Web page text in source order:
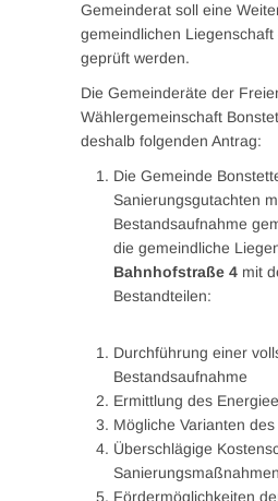
Gemeinderat soll eine
gemeindlichen
geprüft werden.
Die Gemeinderäte der
Wählergemeinschaft
deshalb folgenden Antrag:
Die Gemeinde
Sanierungsgutachten
Bestandsaufnahme
die gemeindliche
Bahnhofstraße 4 mit
Bestandteilen:
Durchführung einer
Bestandsaufnahme
Ermittlung des
Mögliche Varianten
Überschlägige
Sanierungsmaßnahmen
Fördermöglichkeiten